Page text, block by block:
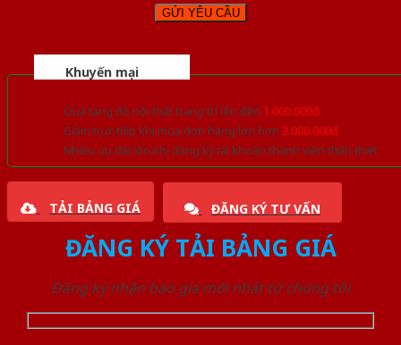
Khuyến mại
Quà tặng đồ nội thất trang trí lên đến 1.000.000đ
Giảm trực tiếp khi mua đơn hàng lớn hơn 3.000.000đ
Nhiều ưu đãi lớn khi đăng ký tài khoản thành viên thân thiết
TẢI BẢNG GIÁ ĐĂNG KÝ TƯ VẤN
ĐĂNG KÝ TẢI BẢNG GIÁ
Đăng ký nhận báo giá mới nhất từ chúng tôi